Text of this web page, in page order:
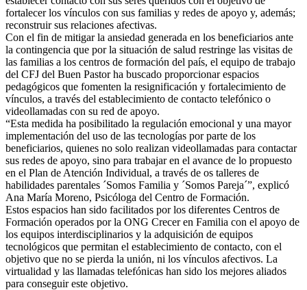
fortalecer los vínculos con sus familias y redes de apoyo y, además;
reconstruir sus relaciones afectivas.
Con el fin de mitigar la ansiedad generada en los beneficiarios ante
la contingencia que por la situación de salud restringe las visitas de
las familias a los centros de formación del país, el equipo de trabajo
del CFJ del Buen Pastor ha buscado proporcionar espacios
pedagógicos que fomenten la resignificación y fortalecimiento de
vínculos, a través del establecimiento de contacto telefónico o
videollamadas con su red de apoyo.
“Esta medida ha posibilitado la regulación emocional y una mayor
implementación del uso de las tecnologías por parte de los
beneficiarios, quienes no solo realizan videollamadas para contactar
sus redes de apoyo, sino para trabajar en el avance de lo propuesto
en el Plan de Atención Individual, a través de os talleres de
habilidades parentales ´Somos Familia y ´Somos Pareja´”, explicó
Ana María Moreno, Psicóloga del Centro de Formación.
Estos espacios han sido facilitados por los diferentes Centros de
Formación operados por la ONG Crecer en Familia con el apoyo de
los equipos interdisciplinarios y la adquisición de equipos
tecnológicos que permitan el establecimiento de contacto, con el
objetivo que no se pierda la unión, ni los vínculos afectivos. La
virtualidad y las llamadas telefónicas han sido los mejores aliados
para conseguir este objetivo.